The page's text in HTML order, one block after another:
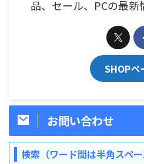
品、セール、PCの最新
SHOPペ
お問い合わせ
検索（ワード間は半角スペー